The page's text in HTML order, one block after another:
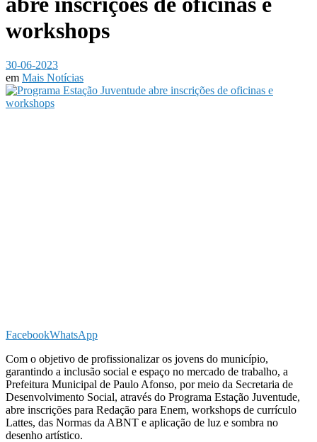
workshops
30-06-2023
em Mais Notícias
FacebookWhatsApp
Com o objetivo de profissionalizar os jovens do município,
garantindo a inclusão social e espaço no mercado de trabalho, a
Prefeitura Municipal de Paulo Afonso, por meio da Secretaria de
Desenvolvimento Social, através do Programa Estação Juventude,
abre inscrições para Redação para Enem, workshops de currículo
Lattes, das Normas da ABNT e aplicação de luz e sombra no
desenho artístico.